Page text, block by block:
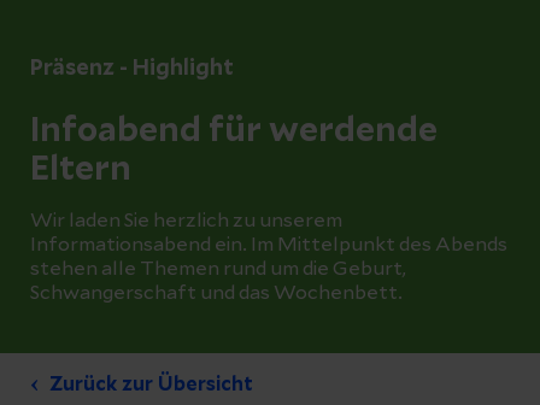
Präsenz - Highlight
Infoabend für werdende
Eltern
Wir laden Sie herzlich zu unserem
Informationsabend ein. Im Mittelpunkt des Abends
stehen alle Themen rund um die Geburt,
Schwangerschaft und das Wochenbett.
Zurück zur Übersicht